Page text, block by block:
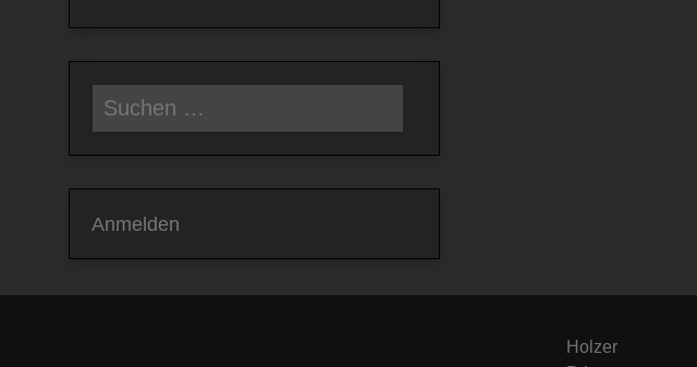
Suchen
nach:
Anmelden
Holzer